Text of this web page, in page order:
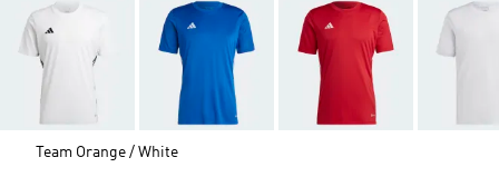
Team Orange / White